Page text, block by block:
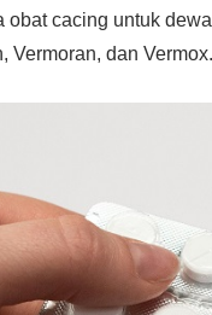
obat cacing untuk
Vermoran, dan